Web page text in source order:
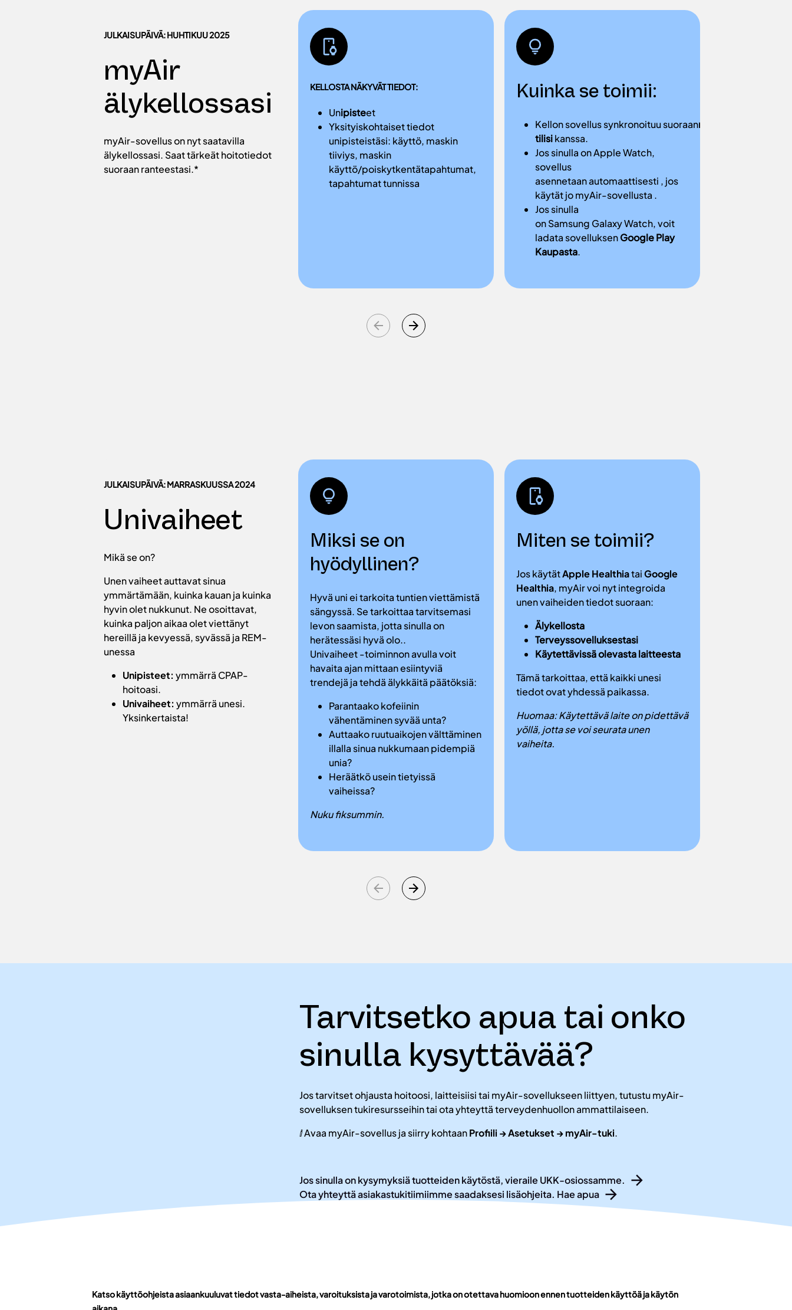
JULKAISUPÄIVÄ: HUHTIKUU 2025
myAir
älykellossasi
myAir-sovellus on nyt saatavilla
älykellossasi. Saat tärkeät hoitotiedot
suoraan ranteestasi.*
KELLOSTA NÄKYVÄT TIEDOT:
Unipisteet
Yksityiskohtaiset tiedot
unipisteistäsi: käyttö, maskin
tiiviys, maskin
käyttö/poiskytkentätapahtumat,
tapahtumat tunnissa
Kuinka se toimii:
Kellon sovellus synkronoituu suoraanmyAir-
tilisikanssa.
Jos sinulla on Apple Watch,
sovellus
asennetaan automaattisesti , jos
käytät jo myAir-sovellusta .
Jos sinulla
on Samsung Galaxy Watch, voit
ladata sovelluksenGoogle Play
Kaupasta.
JULKAISUPÄIVÄ: MARRASKUUSSA 2024
Univaiheet
Mikä se on?
Unen vaiheet auttavat sinua
ymmärtämään, kuinka kauan ja kuinka
hyvin olet nukkunut. Ne osoittavat,
kuinka paljon aikaa olet viettänyt
hereillä ja kevyessä, syvässä ja REM-
unessa
Unipisteet: ymmärrä CPAP-
hoitoasi.
Univaiheet: ymmärrä unesi.
Yksinkertaista!
Miksi se on
hyödyllinen?
Hyvä uni ei tarkoita tuntien viettämistä
sängyssä. Se tarkoittaa tarvitsemasi
levon saamista, jotta sinulla on
herätessäsi hyvä olo..
Univaiheet -toiminnon avulla voit
havaita ajan mittaan esiintyviä
trendejä ja tehdä älykkäitä päätöksiä:
Parantaako kofeiinin
vähentäminen syvää unta?
Auttaako ruutuaikojen välttäminen
illalla sinua nukkumaan pidempiä
unia?
Heräätkö usein tietyissä
vaiheissa?
Nuku fiksummin.
Miten se toimii?
Jos käytätApple HealthiataiGoogle
Healthia, myAir voi nyt integroida
unen vaiheiden tiedot suoraan:
Älykellosta
Terveyssovelluksestasi
Käytettävissä olevasta laitteesta
Tämä tarkoittaa, että kaikki unesi
tiedot ovat yhdessä paikassa.
Huomaa: Käytettävä laite on pidettävä
yöllä, jotta se voi seurata unen
vaiheita.
Tarvitsetko apua tai onko
sinulla kysyttävää?
Jos tarvitset ohjausta hoitoosi, laitteisiisi tai myAir-sovellukseen liittyen, tutustu myAir-
sovelluksen tukiresursseihin tai ota yhteyttä terveydenhuollon ammattilaiseen.
ⅈ Avaa myAir-sovellus ja siirry kohtaanProfiili → Asetukset → myAir-tuki.
Jos sinulla on kysymyksiä tuotteiden käytöstä, vieraile UKK-osiossamme.
Ota yhteyttä asiakastukitiimiimme saadaksesi lisäohjeita. Hae apua
Katso käyttöohjeista asiaankuuluvat tiedot vasta-aiheista, varoituksista ja varotoimista, jotka on otettava huomioon ennen tuotteiden käyttöä ja käytön